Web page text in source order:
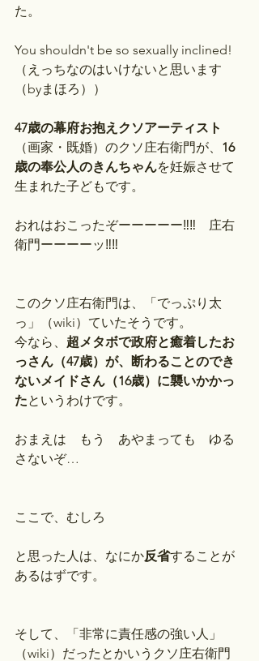
た。
You shouldn't be so sexually inclined!
（えっちなのはいけないと思います
（byまほろ））
47歳の幕府お抱えクソアーティスト
（画家・既婚）のクソ庄右衛門が、 16
歳の奉公人のきんちゃんを妊娠させて
生まれた子どもです。
おれはおこったぞーーーーー‼‼　庄右
衛門ーーーーッ‼‼
このクソ庄右衛門は、「でっぷり太
っ」（wiki）ていたそうです。
今なら、 超メタボで政府と癒着したお
っさん（47歳）が、断わることのでき
ないメイドさん（16歳）に襲いかかっ
たというわけです。
おまえは　もう　あやまっても　ゆる
さないぞ…
ここで、むしろ
と思った人は、なにか反省することが
あるはずです。
そして、「非常に責任感の強い人」
（wiki）だったとかいうクソ庄右衛門